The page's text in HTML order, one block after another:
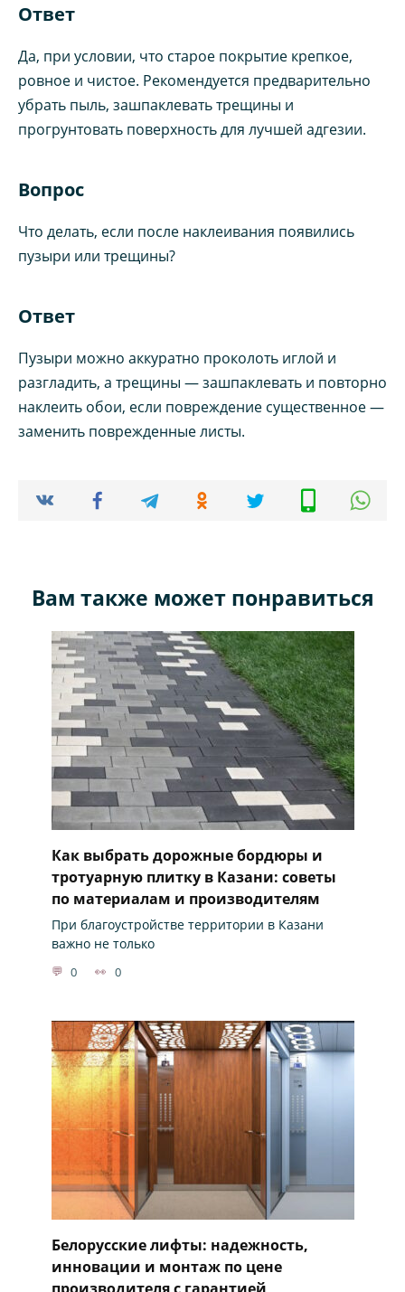
Ответ
Да, при условии, что старое покрытие крепкое,
ровное и чистое. Рекомендуется предварительно
убрать пыль, зашпаклевать трещины и
прогрунтовать поверхность для лучшей адгезии.
Вопрос
Что делать, если после наклеивания появились
пузыри или трещины?
Ответ
Пузыри можно аккуратно проколоть иглой и
разгладить, а трещины — зашпаклевать и повторно
наклеить обои, если повреждение существенное —
заменить поврежденные листы.
Вам также может понравиться
Как выбрать дорожные бордюры и
тротуарную плитку в Казани: советы
по материалам и производителям
При благоустройстве территории в Казани
важно не только
0 0
Белорусские лифты: надежность,
инновации и монтаж по цене